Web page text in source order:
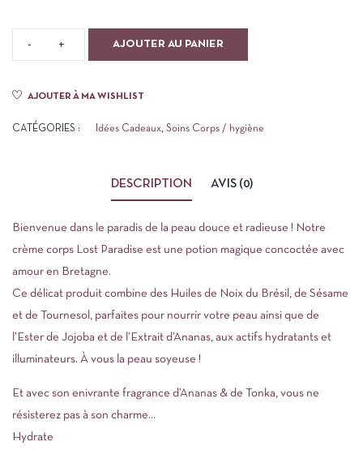
AJOUTER AU PANIER
AJOUTER À MA WISHLIST
CATÉGORIES : Idées Cadeaux, Soins Corps / hygiène
DESCRIPTION AVIS (0)
Bienvenue dans le paradis de la peau douce et radieuse ! Notre
crème corps Lost Paradise est une potion magique concoctée avec
amour en Bretagne.
Ce délicat produit combine des Huiles de Noix du Brésil, de Sésame
et de Tournesol, parfaites pour nourrir votre peau ainsi que de
l’Ester de Jojoba et de l’Extrait d’Ananas, aux actifs hydratants et
illuminateurs. À vous la peau soyeuse !
Et avec son enivrante fragrance d’Ananas & de Tonka, vous ne
résisterez pas à son charme…
Hydrate